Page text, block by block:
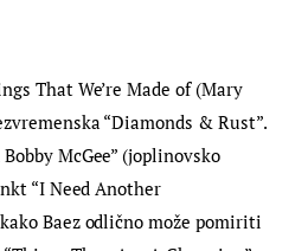
That We’re Made of (Mary
“Diamonds & Rust”.
McGee” (joplinovsko
“I Need Another
Baez odlično može pomiriti